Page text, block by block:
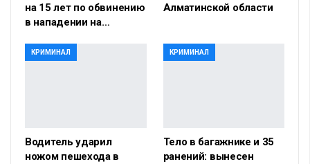
на 15 лет по обвинению
в нападении на…
Алматинской области
КРИМИНАЛ
Водитель ударил
ножом пешехода в
КРИМИНАЛ
Тело в багажнике и 35
ранений: вынесен